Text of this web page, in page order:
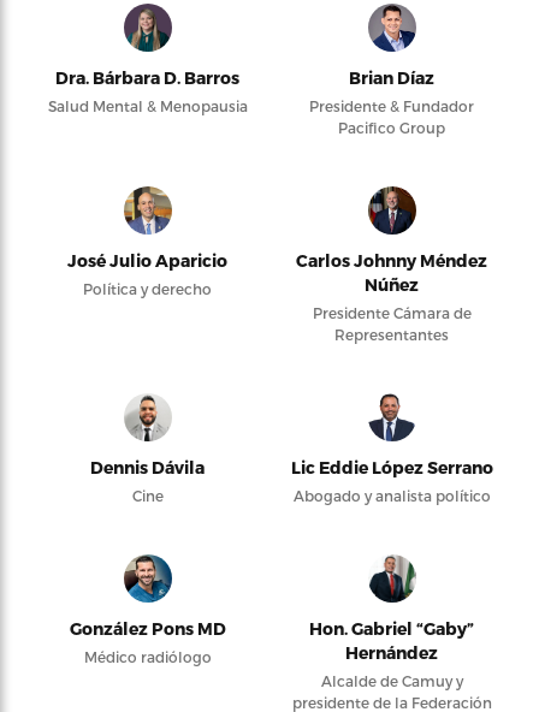
Dra. Bárbara D. Barros
Salud Mental & Menopausia
Brian Díaz
Presidente & Fundador
Pacifico Group
José Julio Aparicio
Política y derecho
Carlos Johnny Méndez
Núñez
Presidente Cámara de
Representantes
Dennis Dávila
Cine
Lic Eddie López Serrano
Abogado y analista político
González Pons MD
Médico radiólogo
Hon. Gabriel “Gaby”
Hernández
Alcalde de Camuy y
presidente de la Federación